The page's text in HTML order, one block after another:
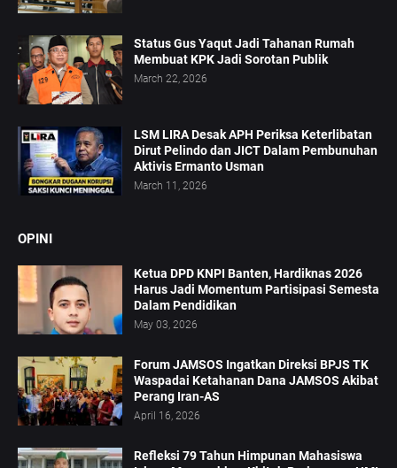
Status Gus Yaqut Jadi Tahanan Rumah
Membuat KPK Jadi Sorotan Publik
March 22, 2026
LSM LIRA Desak APH Periksa Keterlibatan
Dirut Pelindo dan JICT Dalam Pembunuhan
Aktivis Ermanto Usman
March 11, 2026
OPINI
Ketua DPD KNPI Banten, Hardiknas 2026
Harus Jadi Momentum Partisipasi Semesta
Dalam Pendidikan
May 03, 2026
Forum JAMSOS Ingatkan Direksi BPJS TK
Waspadai Ketahanan Dana JAMSOS Akibat
Perang Iran-AS
April 16, 2026
Refleksi 79 Tahun Himpunan Mahasiswa